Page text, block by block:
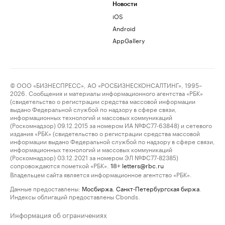
Новости
iOS
Android
AppGallery
© ООО «БИЗНЕСПРЕСС», АО «РОСБИЗНЕСКОНСАЛТИНГ», 1995–
2026. Сообщения и материалы информационного агентства «РБК»
(свидетельство о регистрации средства массовой информации
выдано Федеральной службой по надзору в сфере связи,
информационных технологий и массовых коммуникаций
(Роскомнадзор) 09.12.2015 за номером ИА №ФС77-63848) и сетевого
издания «РБК» (свидетельство о регистрации средства массовой
информации выдано Федеральной службой по надзору в сфере связи,
информационных технологий и массовых коммуникаций
(Роскомнадзор) 03.12.2021 за номером ЭЛ №ФС77-82385)
сопровождаются пометкой «РБК».
18+ letters@rbc.ru
Владельцем сайта является информационное агентство «РБК».
Данные предоставлены: Мосбиржа Санкт-Петербургская биржа
Индексы облигаций предоставлены Cbonds.
Информация об ограничениях